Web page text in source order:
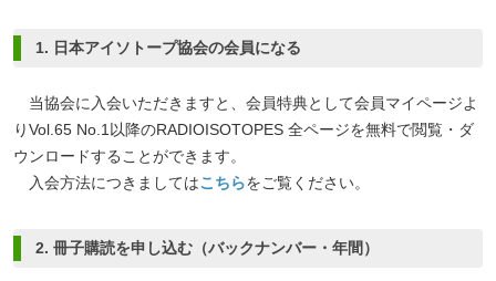
FAQ
交通アクセス
お問合せ
1. 日本アイソトープ協会の会員になる
当協会に入会いただきますと、会員特典として会員マイページよ
りVol.65 No.1以降のRADIOISOTOPES 全ページを無料で閲覧・ダ
ウンロードすることができます。
入会方法につきましてはこちらをご覧ください。
2. 冊子購読を申し込む（バックナンバー・年間）